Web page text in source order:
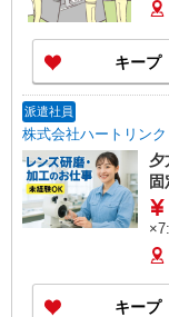
キープ
派遣社員
株式会社ハートリンク
固
間
キープ